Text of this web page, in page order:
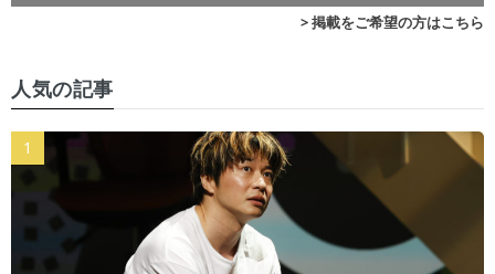
> 掲載をご希望の方はこちら
人気の記事